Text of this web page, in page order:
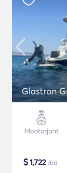
Glastron
Mootorjaht
$1,722/öö